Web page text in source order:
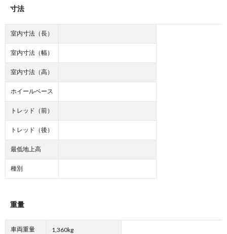
寸法
室内寸法（長）
室内寸法（幅）
室内寸法（高）
ホイールベース
トレッド（前）
トレッド（後）
最低地上高
種別
重量
車両重量 1,360kg